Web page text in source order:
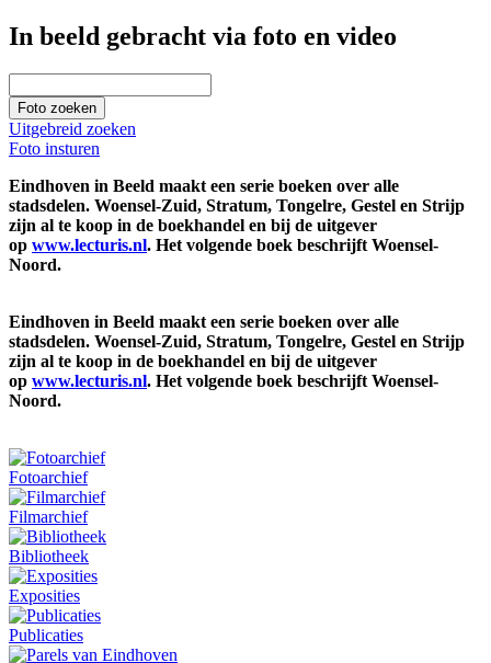
In beeld gebracht via foto en video
Uitgebreid zoeken
Foto insturen
Eindhoven in Beeld maakt een serie boeken over alle
stadsdelen. Woensel-Zuid, Stratum, Tongelre, Gestel en Strijp
zijn al te koop in de boekhandel en bij de uitgever
op www.lecturis.nl. Het volgende boek beschrijft Woensel-
Noord.
Eindhoven in Beeld maakt een serie boeken over alle
stadsdelen. Woensel-Zuid, Stratum, Tongelre, Gestel en Strijp
zijn al te koop in de boekhandel en bij de uitgever
op www.lecturis.nl. Het volgende boek beschrijft Woensel-
Noord.
Fotoarchief
Filmarchief
Bibliotheek
Exposities
Publicaties